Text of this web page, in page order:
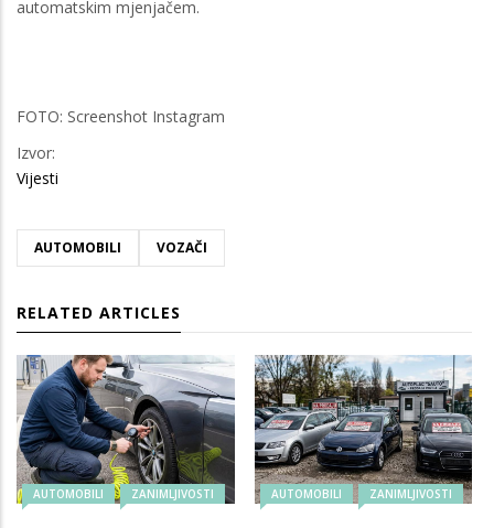
automatskim mjenjačem.
FOTO: Screenshot Instagram
Izvor:
Vijesti
AUTOMOBILI VOZAČI
RELATED ARTICLES
AUTOMOBILI ZANIMLJIVOSTI AUTOMOBILI ZANIMLJIVOSTI